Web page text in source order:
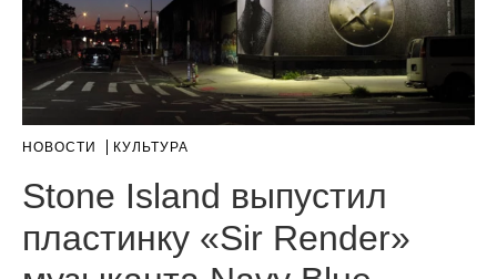
НОВОСТИ КУЛЬТУРА
Stone Island выпустил
пластинку «Sir Render»